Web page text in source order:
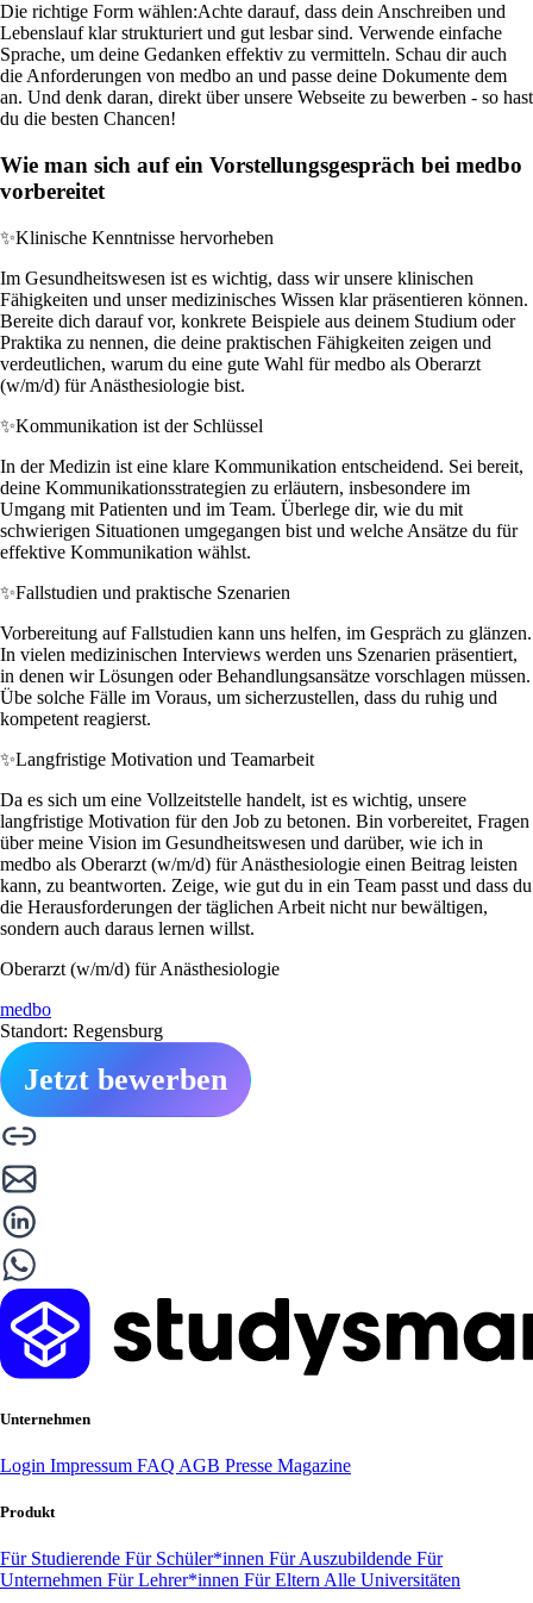
Die richtige Form wählen:Achte darauf, dass dein Anschreiben und
Lebenslauf klar strukturiert und gut lesbar sind. Verwende einfache
Sprache, um deine Gedanken effektiv zu vermitteln. Schau dir auch
die Anforderungen von medbo an und passe deine Dokumente dem
an. Und denk daran, direkt über unsere Webseite zu bewerben - so hast
du die besten Chancen!
Wie man sich auf ein Vorstellungsgespräch bei medbo
vorbereitet
✨Klinische Kenntnisse hervorheben
Im Gesundheitswesen ist es wichtig, dass wir unsere klinischen
Fähigkeiten und unser medizinisches Wissen klar präsentieren können.
Bereite dich darauf vor, konkrete Beispiele aus deinem Studium oder
Praktika zu nennen, die deine praktischen Fähigkeiten zeigen und
verdeutlichen, warum du eine gute Wahl für medbo als Oberarzt
(w/m/d) für Anästhesiologie bist.
✨Kommunikation ist der Schlüssel
In der Medizin ist eine klare Kommunikation entscheidend. Sei bereit,
deine Kommunikationsstrategien zu erläutern, insbesondere im
Umgang mit Patienten und im Team. Überlege dir, wie du mit
schwierigen Situationen umgegangen bist und welche Ansätze du für
effektive Kommunikation wählst.
✨Fallstudien und praktische Szenarien
Vorbereitung auf Fallstudien kann uns helfen, im Gespräch zu glänzen.
In vielen medizinischen Interviews werden uns Szenarien präsentiert,
in denen wir Lösungen oder Behandlungsansätze vorschlagen müssen.
Übe solche Fälle im Voraus, um sicherzustellen, dass du ruhig und
kompetent reagierst.
✨Langfristige Motivation und Teamarbeit
Da es sich um eine Vollzeitstelle handelt, ist es wichtig, unsere
langfristige Motivation für den Job zu betonen. Bin vorbereitet, Fragen
über meine Vision im Gesundheitswesen und darüber, wie ich in
medbo als Oberarzt (w/m/d) für Anästhesiologie einen Beitrag leisten
kann, zu beantworten. Zeige, wie gut du in ein Team passt und dass du
die Herausforderungen der täglichen Arbeit nicht nur bewältigen,
sondern auch daraus lernen willst.
Oberarzt (w/m/d) für Anästhesiologie
medbo
Standort: Regensburg
Jetzt bewerben
Unternehmen
Login Impressum FAQ AGB Presse Magazine
Produkt
Für Studierende Für Schüler*innen Für Auszubildende Für
Unternehmen Für Lehrer*innen Für Eltern Alle Universitäten